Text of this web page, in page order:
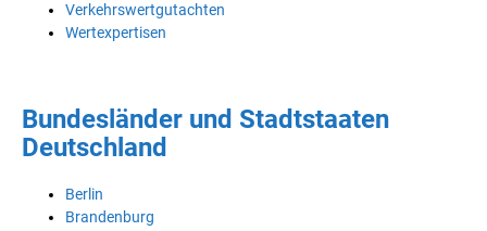
Verkehrswertgutachten
Wertexpertisen
Bundesländer und Stadtstaaten
Deutschland
Berlin
Brandenburg